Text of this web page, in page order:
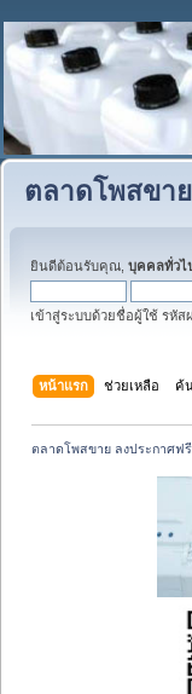
ตลาดโพสขา
ยินดีต้อนรับคุณ, บุคคลทั่วไป
เข้าสู่ระบบด้วยชื่อผู้ใช้ รหัส
หน้าแรก ช่วยเหลือ ค้
ตลาดโพสขาย ลงประกาศฟรี